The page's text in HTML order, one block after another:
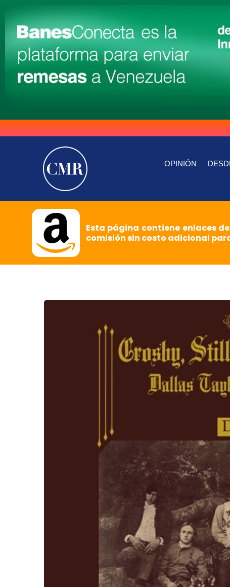
OPINIÓN
Esta página contiene enlaces
comisión sin costo adicional